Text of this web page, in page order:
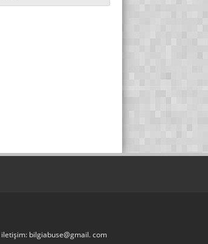
iletişim: bilgiabuse@gmail. com